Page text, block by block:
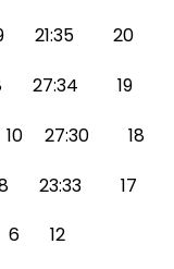
21:35 20
27:34 19
27:30 18
23:33 17
6 12